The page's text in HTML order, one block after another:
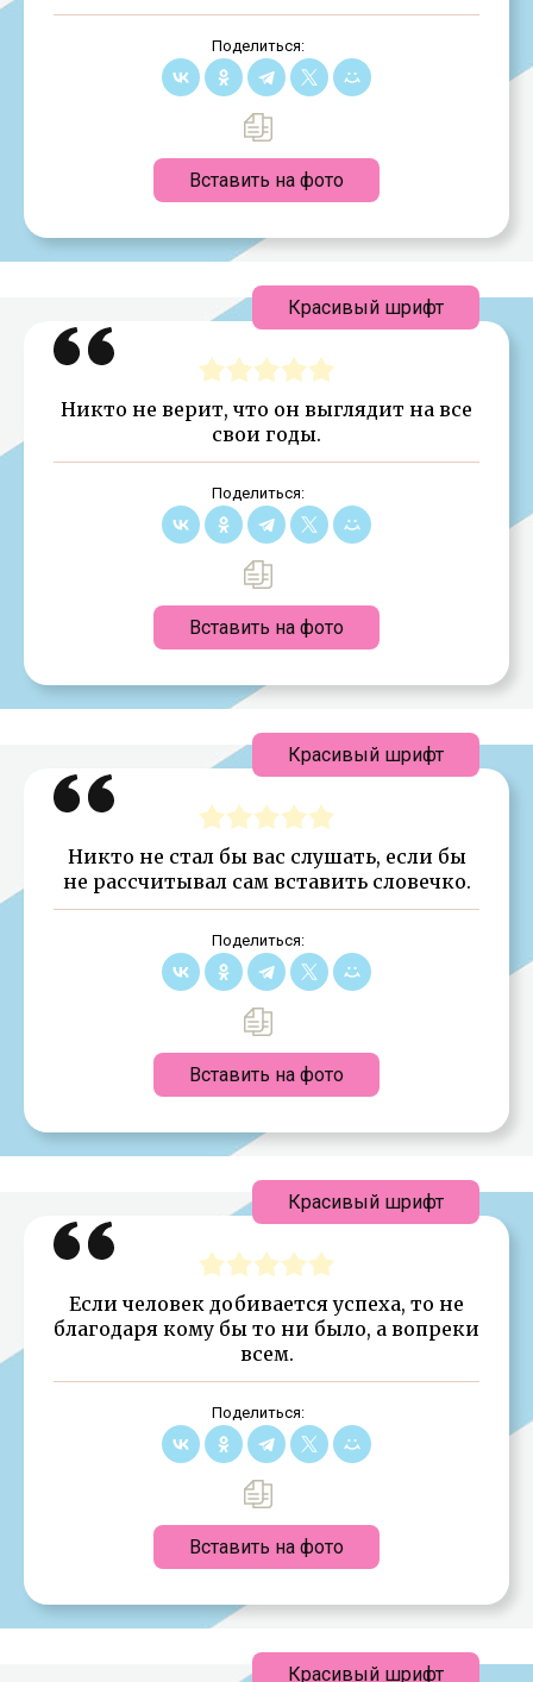
Поделиться:
Вставить на фото
Никто не верит, что он выглядит на все
свои годы.
Поделиться:
Вставить на фото
Красивый шрифт
Никто не стал бы вас слушать, если бы
не рассчи­тывал сам вставить словечко.
Поделиться:
Вставить на фото
Красивый шрифт
Если человек добивается успеха, то не
благодаря кому бы то ни было, а вопреки
всем.
Поделиться:
Вставить на фото
Красивый шрифт
Красивый шрифт